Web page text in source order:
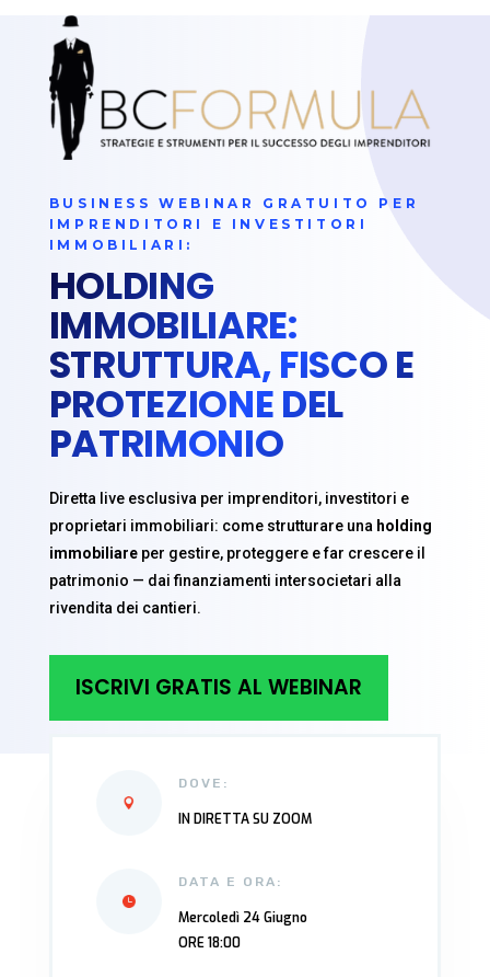
BUSINESS WEBINAR GRATUITO PER
IMPRENDITORI E INVESTITORI
IMMOBILIARI:
HOLDING
IMMOBILIARE:
STRUTTURA, FISCO E
PROTEZIONE DEL
PATRIMONIO
Diretta live esclusiva per imprenditori, investitori e
proprietari immobiliari: come strutturare una holding
immobiliareper gestire, proteggere e far crescere il
patrimonio — dai finanziamenti intersocietari alla
rivendita dei cantieri.
ISCRIVI GRATIS AL WEBINAR
DOVE:
IN DIRETTA SU ZOOM
DATA E ORA:
Mercoledì 24 Giugno
ORE 18:00